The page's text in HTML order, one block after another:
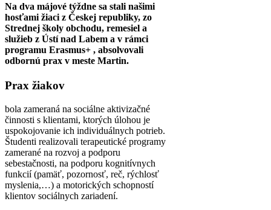
Na dva májové týždne sa stali našimi
hosťami žiaci z Českej republiky, zo
Strednej školy obchodu, remesiel a
služieb z Ústí nad Labem a v rámci
programu Erasmus+ , absolvovali
odbornú prax v meste Martin.
Prax žiakov
bola zameraná na sociálne aktivizačné
činnosti s klientami, ktorých úlohou je
uspokojovanie ich individuálnych potrieb.
Študenti realizovali terapeutické programy
zamerané na rozvoj a podporu
sebestačnosti, na podporu kognitívnych
funkcií (pamäť, pozornosť, reč, rýchlosť
myslenia,…) a motorických schopností
klientov sociálnych zariadení.